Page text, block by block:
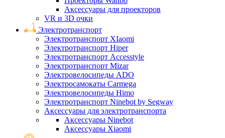
Аксессуары для проекторов
VR и 3D очки
Электротранспорт
Электротранспорт XIaomi
Электротранспорт Hiper
Электротранспорт Accesstyle
Электротранспорт Mizar
Электровелосипеды ADO
Электросамокаты Carmega
Электровелосипеды Himo
Электротранспорт Ninebot by Segway
Аксессуары для электротранспорта
Аксессуары Ninebot
Аксессуары Xiaomi